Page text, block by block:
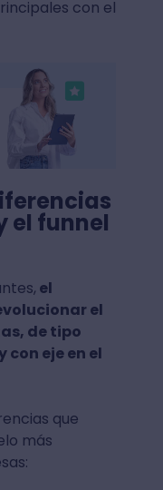
con el
el funnel
el
el
de tipo
eje en el
que
más